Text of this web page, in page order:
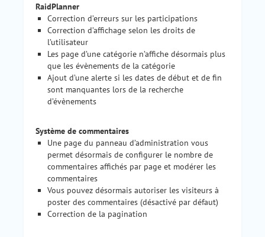
RaidPlanner
Correction d’erreurs sur les participations
Correction d’affichage selon les droits de
l’utilisateur
Les page d’une catégorie n’affiche désormais plus
que les évènements de la catégorie
Ajout d’une alerte si les dates de début et de fin
sont manquantes lors de la recherche
d’évènements
Système de commentaires
Une page du panneau d’administration vous
permet désormais de configurer le nombre de
commentaires affichés par page et modérer les
commentaires
Vous pouvez désormais autoriser les visiteurs à
poster des commentaires (désactivé par défaut)
Correction de la pagination